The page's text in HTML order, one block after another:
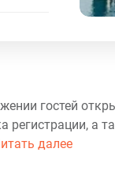
гостей
регистрации, а
далее